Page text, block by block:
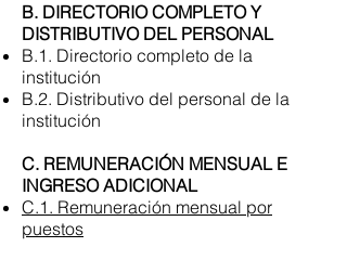
B. DIRECTORIO COMPLETO Y
DISTRIBUTIVO DEL PERSONAL
B.1. Directorio completo de la
institución
B.2. Distributivo del personal de la
institución
C. REMUNERACIÓN MENSUAL E
INGRESO ADICIONAL
C.1. Remuneración mensual por
puestos